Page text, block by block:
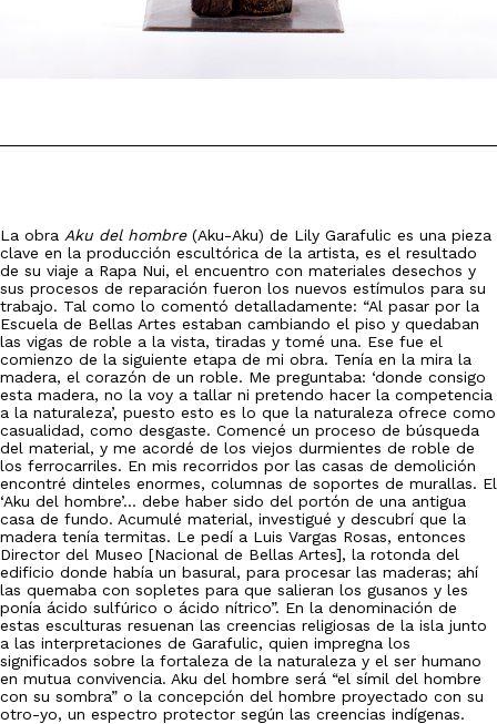
La obra Aku del hombre(Aku-Aku) de Lily Garafulic es una pieza
clave en la producción escultórica de la artista, es el resultado
de su viaje a Rapa Nui, el encuentro con materiales desechos y
sus procesos de reparación fueron los nuevos estímulos para su
trabajo. Tal como lo comentó detalladamente: “Al pasar por la
Escuela de Bellas Artes estaban cambiando el piso y quedaban
las vigas de roble a la vista, tiradas y tomé una. Ese fue el
comienzo de la siguiente etapa de mi obra. Tenía en la mira la
madera, el corazón de un roble. Me preguntaba: ‘donde consigo
esta madera, no la voy a tallar ni pretendo hacer la competencia
a la naturaleza’, puesto esto es lo que la naturaleza ofrece como
casualidad, como desgaste. Comencé un proceso de búsqueda
del material, y me acordé de los viejos durmientes de roble de
los ferrocarriles. En mis recorridos por las casas de demolición
encontré dinteles enormes, columnas de soportes de murallas. El
‘Aku del hombre’… debe haber sido del portón de una antigua
casa de fundo. Acumulé material, investigué y descubrí que la
madera tenía termitas. Le pedí a Luis Vargas Rosas, entonces
Director del Museo [Nacional de Bellas Artes], la rotonda del
edificio donde había un basural, para procesar las maderas; ahí
las quemaba con sopletes para que salieran los gusanos y les
ponía ácido sulfúrico o ácido nítrico”. En la denominación de
estas esculturas resuenan las creencias religiosas de la isla junto
a las interpretaciones de Garafulic, quien impregna los
significados sobre la fortaleza de la naturaleza y el ser humano
en mutua convivencia. Aku del hombre será “el símil del hombre
con su sombra” o la concepción del hombre proyectado con su
otro-yo, un espectro protector según las creencias indígenas.